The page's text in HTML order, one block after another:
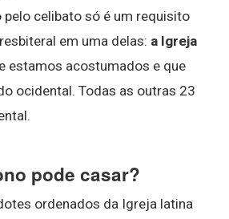
pelo celibato só é um requisito
em uma delas: a Igreja
estamos acostumados e que
ocidental. Todas as outras 23
pode casar?
ordenados da Igreja latina